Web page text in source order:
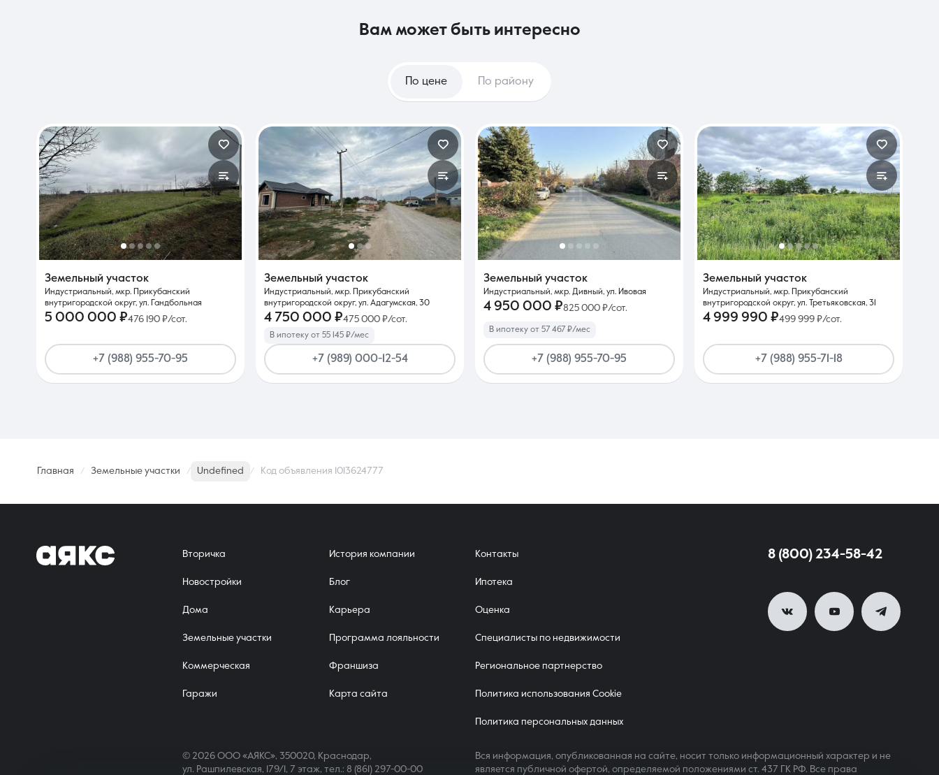
вам может быть интересно
По цене По району
Земельный участок
Индустриальный, мкр. Прикубанский
внутригородской округ, ул. Гандбольная
5 000 000 ₽476 190 ₽/сот.
+7 (988) 955-70-95
Земельный участок
Индустриальный, мкр. Прикубанский
внутригородской округ, ул. Адагумская, 30
4 750 000 ₽475 000 ₽/сот.
В ипотеку от 55 145 ₽/мес
+7 (989) 000-12-54
Земельный участок
Индустриальный, мкр. Дивный, ул. Ивовая
4 950 000 ₽825 000 ₽/сот.
В ипотеку от 57 467 ₽/мес
+7 (988) 955-70-95
Земельный участок
Индустриальный, мкр. Прикубанский
внутригородской округ, ул. Третьяковская, 31
4 999 990 ₽499 999 ₽/сот.
+7 (988) 955-71-18
Главная Земельные участки Undefined Код объявления 1013624777
Вторичка
Новостройки
Дома
Земельные участки
Коммерческая
Гаражи
История компании
Блог
Карьера
Программа лояльности
Франшиза
Карта сайта
Контакты
Ипотека
Оценка
Специалисты по недвижимости
Региональное партнерство
Политика использования Cookie
Политика персональных данных
8 (800) 234-58-42
© 2026 ООО «АЯКС», 350020, Краснодар,
ул. Рашпилевская, 179/1, 7 этаж,тел.: 8 (861) 297-00-00
Вся информация, опубликованная на сайте, носит только информационный характер и не
является публичной офертой, определяемой положениями ст. 437 ГК РФ. Все права